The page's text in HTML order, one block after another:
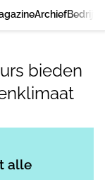
Archief
bieden
alle